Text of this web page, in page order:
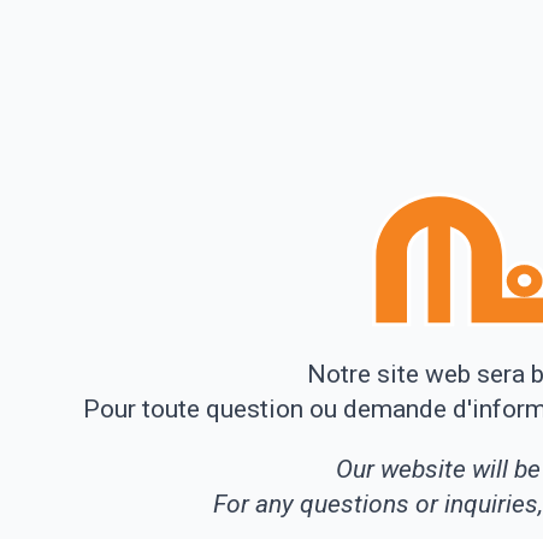
Notre site web sera
Pour toute question ou demande
Our website will
For any questions or